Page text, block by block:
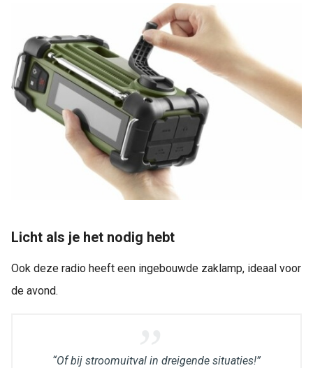
Licht als je het nodig hebt
Ook deze radio heeft een ingebouwde zaklamp, ideaal voor
de avond.
“Of bij stroomuitval in dreigende situaties!”